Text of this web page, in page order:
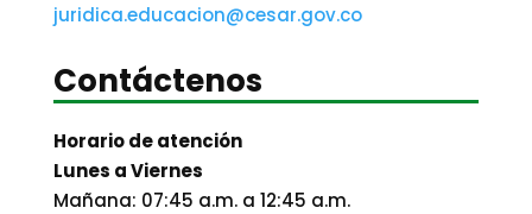
juridica.educacion@cesar.gov.co
Contáctenos
Horario de atención
Lunes a Viernes
Mañana: 07:45 a.m. a 12:45 a.m.